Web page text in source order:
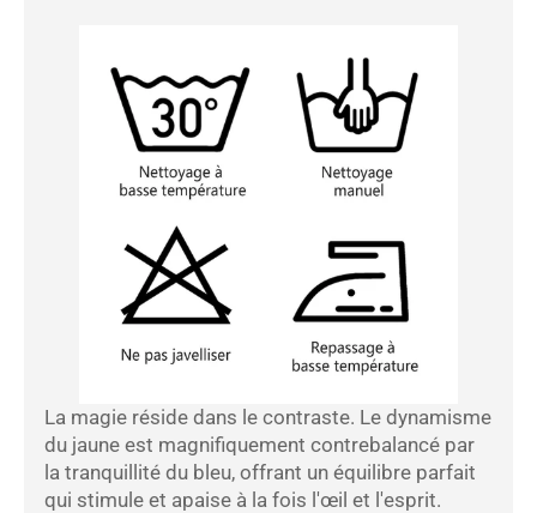
La magie réside dans le contraste. Le dynamisme
du jaune est magnifiquement contrebalancé par
la tranquillité du bleu, offrant un équilibre parfait
qui stimule et apaise à la fois l'œil et l'esprit.